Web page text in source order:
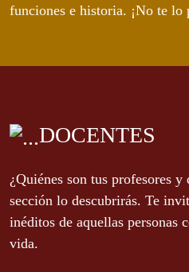
funciones e historia. ¡No te lo
DOCENTES
¿Quiénes son tus profesores y
sección lo descubrirás. Te
inéditos de aquellas personas
vida.